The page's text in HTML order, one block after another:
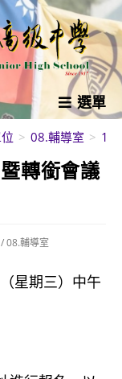
選單
> 08.輔導室 >
轉銜會議
/08.輔導室
星期三）中午